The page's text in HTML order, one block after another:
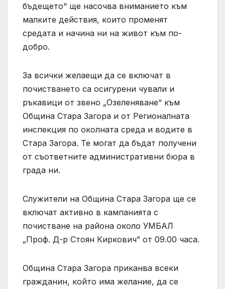
бъдещето“ ще насочва вниманието към
малките действия, които променят
средата и начина ни на живот към по-
добро.
За всички желаещи да се включат в
почистването са осигурени чували и
ръкавици от звено „Озеленяване“ към
Община Стара Загора и от Регионалната
инспекция по околната среда и водите в
Стара Загора. Те могат да бъдат получени
от съответните административни бюра в
града ни.
Служители на Община Стара Загора ще се
включат активно в кампанията с
почистване на района около УМБАЛ
„Проф. Д-р Стоян Киркович” от 09.00 часа.
Община Стара Загора приканва всеки
гражданин, който има желание, да се